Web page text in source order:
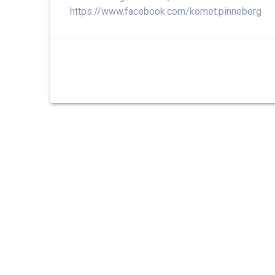
https://www.facebook.com/komet.pinneberg